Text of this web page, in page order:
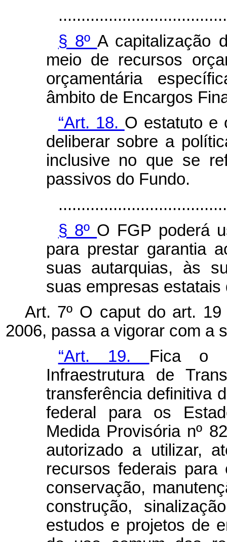
§ 8º A capitalização
meio de recursos
orçamentária
âmbito de Encargos
“Art. 18. O estatuto e
deliberar sobre a
inclusive no que se
passivos do Fundo.
§ 8º O FGP poderá
para prestar garantia
suas autarquias, às
suas empresas estatais
Art. 7º O caput do art.
2006, passa a vigorar com a
“Art. 19. Fica o
Infraestrutura de
transferência definitiva
federal para os
Medida Provisória nº
autorizado a utilizar,
recursos federais
conservação,
construção,
estudos e projetos de